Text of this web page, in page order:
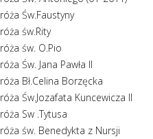
róża Św.Faustyny
róża św.Rity
róża św. O.Pio
róża Św. Jana Pawła II
róża Bł.Celina Borzęcka
róża Św.Jozafata Kuncewicza II
róża Sw .Tytusa
róża św. Benedykta z Nursji